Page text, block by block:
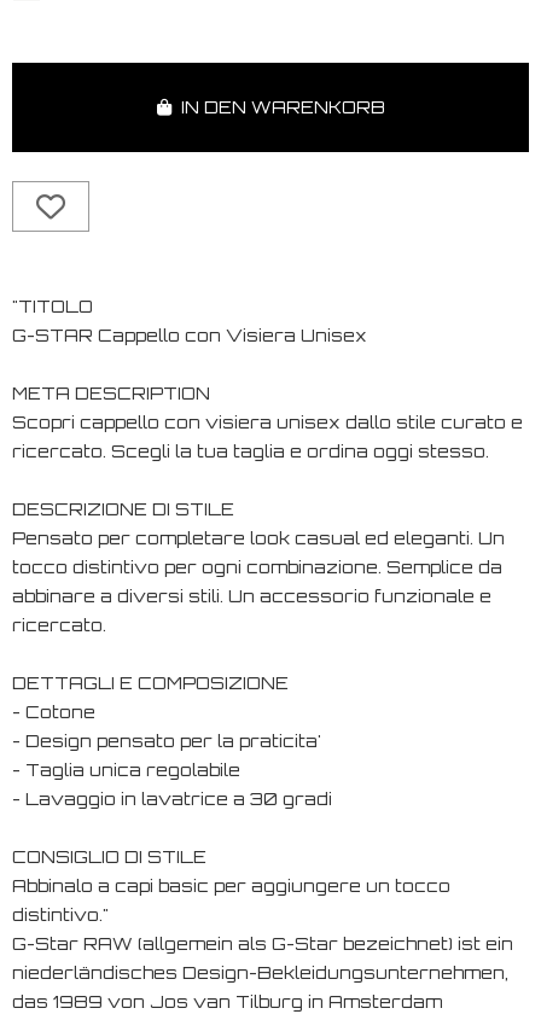
IN DEN WARENKORB
"TITOLO
G-STAR Cappello con Visiera Unisex
META DESCRIPTION
Scopri cappello con visiera unisex dallo stile curato e
ricercato. Scegli la tua taglia e ordina oggi stesso.
DESCRIZIONE DI STILE
Pensato per completare look casual ed eleganti. Un
tocco distintivo per ogni combinazione. Semplice da
abbinare a diversi stili. Un accessorio funzionale e
ricercato.
DETTAGLI E COMPOSIZIONE
- Cotone
- Design pensato per la praticita'
- Taglia unica regolabile
- Lavaggio in lavatrice a 30 gradi
CONSIGLIO DI STILE
Abbinalo a capi basic per aggiungere un tocco
distintivo."
G-Star RAW (allgemein als G-Star bezeichnet) ist ein
niederländisches Design-Bekleidungsunternehmen,
das 1989 von Jos van Tilburg in Amsterdam